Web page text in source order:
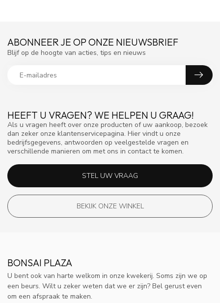
HEEFT U VRAGEN? WE HELPEN U GRAAG!
Als u vragen heeft over onze producten of uw aankoop, bezoek
dan zeker onze klantenservicepagina. Hier vindt u onze
bedrijfsgegevens, antwoorden op veelgestelde vragen en
verschillende manieren om met ons in contact te komen.
STEL UW VRAAG
BEKIJK ONZE WINKEL
ABONNEER JE OP ONZE NIEUWSBRIEF
Blijf op de hoogte van acties, tips en nieuws
BONSAI PLAZA
U bent ook van harte welkom in onze kwekerij. Soms zijn we op
een beurs. Wilt u zeker weten dat we er zijn? Bel gerust even
om een afspraak te maken.